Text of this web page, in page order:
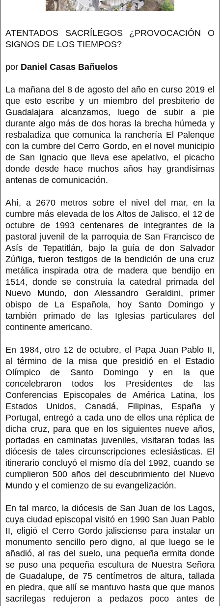
ATENTADOS SACRÍLEGOS ¿PROVOCACIÓN O
SIGNOS DE LOS TIEMPOS?
por Daniel Casas Bañuelos
La mañana del 8 de agosto del año en curso 2019 el
que esto escribe y un miembro del presbiterio de
Guadalajara alcanzamos, luego de subir a pie
durante algo más de dos horas la brecha húmeda y
resbaladiza que comunica la ranchería El Palenque
con la cumbre del Cerro Gordo, en el novel municipio
de San Ignacio que lleva ese apelativo, el picacho
donde desde hace muchos años hay grandísimas
antenas de comunicación.
Ahí, a 2670 metros sobre el nivel del mar, en la
cumbre más elevada de los Altos de Jalisco, el 12 de
octubre de 1993 centenares de integrantes de la
pastoral juvenil de la parroquia de San Francisco de
Asís de Tepatitlán, bajo la guía de don Salvador
Zúñiga, fueron testigos de la bendición de una cruz
metálica inspirada otra de madera que bendijo en
1514, donde se construía la catedral primada del
Nuevo Mundo, don Alessandro Geraldini, primer
obispo de La Española, hoy Santo Domingo y
también primado de las Iglesias particulares del
continente americano.
En 1984, otro 12 de octubre, el Papa Juan Pablo II,
al término de la misa que presidió en el Estadio
Olímpico de Santo Domingo y en la que
concelebraron todos los Presidentes de las
Conferencias Episcopales de América Latina, los
Estados Unidos, Canadá, Filipinas, España y
Portugal, entregó a cada uno de ellos una réplica de
dicha cruz, para que en los siguientes nueve años,
portadas en caminatas juveniles, visitaran todas las
diócesis de tales circunscripciones eclesiásticas. El
itinerario concluyó el mismo día del 1992, cuando se
cumplieron 500 años del descubrimiento del Nuevo
Mundo y el comienzo de su evangelización.
En tal marco, la diócesis de San Juan de los Lagos,
cuya ciudad episcopal visitó en 1990 San Juan Pablo
II, eligió el Cerro Gordo jalisciense para instalar un
monumento sencillo pero digno, al que luego se le
añadió, al ras del suelo, una pequeña ermita donde
se puso una pequeña escultura de Nuestra Señora
de Guadalupe, de 75 centímetros de altura, tallada
en piedra, que allí se mantuvo hasta que que manos
sacrílegas redujeron a pedazos poco antes de